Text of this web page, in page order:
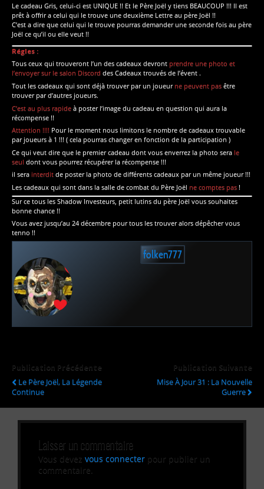
Le cadeau Gris, celui-ci est UNIQUE !! Et le Père Joël y tiens BEAUCOUP !!! Il est
prêt à offrir a celui qui le trouve une deuxième Lettre au père Joël !!
C’est a dire que celui qui le trouve pourras demander une seconde fois au père
Joël ce qu’il ou elle veut !!
Régles :
Tous ceux qui trouveront l’un des cadeaux devront prendre une photo et
l’envoyer sur le salon Discord des Cadeaux trouvés de l’évent .
Tout les cadeaux qui sont déjà trouver par un joueur ne peuvent pas être
trouver par d’autres joueurs.
C’est au plus rapide à poster l’image du cadeau en question qui aura la
récompense !!
Attention !!!! Pour le moment nous limitons le nombre de cadeaux trouvable
par joueurs à 1 !!! ( cela pourras changer en fonction de la participation )
Ce qui veut dire que le premier cadeau dont vous enverrez la photo sera le
seul dont vous pourrez récupérer la récompense !!!
il sera interdit de poster la photo de différents cadeaux par un même joueur !!!
Les cadeaux qui sont dans la salle de combat du Père Joël ne comptes pas !
Sur ce tous les Shadow Investeurs, petit lutins du père Joël vous souhaites
bonne chance !!
Vous avez jusqu’au 24 décembre pour tous les trouver alors dépêcher vous
tenno !!
folken777
Publication Précédente
Le Père Joël, La Légende
Continue
Publication Suivante
Mise À Jour 31 : La Nouvelle
Guerre
Laisser un commentaire
Vous devez vous connecter pour publier un
commentaire.